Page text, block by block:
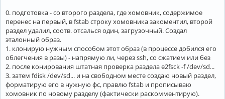
0. подготовка - со второго раздела, где хомовник, содержимое
перенес на первый, в fstab строку хомовника закоментил, второй
раздел удалил, соотв. отсалься один, загрузочный. Создал
эталонный образ.
1. клонирую нужным способом этот образ (в процессе добился его
облегчения в разы) - напрямую ли, через ssh, со сжатием или без
2. после конирования штатная проверка раздела e2fsck -f /dev/sd...
3. затем fdisk /dev/sd... и на свободном месте создаю новый раздел,
форматирую его в нужную фс, правлю fstab и прописываю
хомовник по новому разделу (фактически раскомментирую).